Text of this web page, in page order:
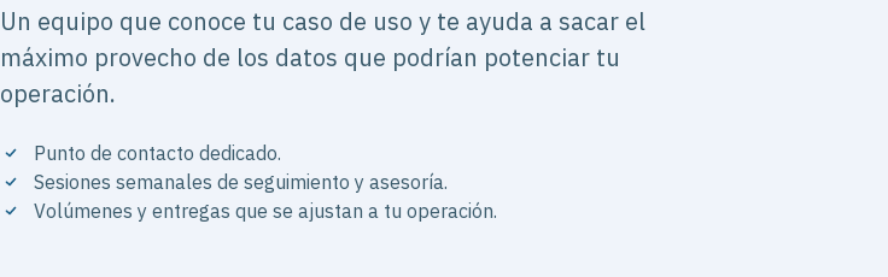
Un equipo que conoce tu caso de uso y te ayuda a sacar el
máximo provecho de los datos que podrían potenciar tu
operación.
Punto de contacto dedicado.
Sesiones semanales de seguimiento y asesoría.
Volúmenes y entregas que se ajustan a tu operación.